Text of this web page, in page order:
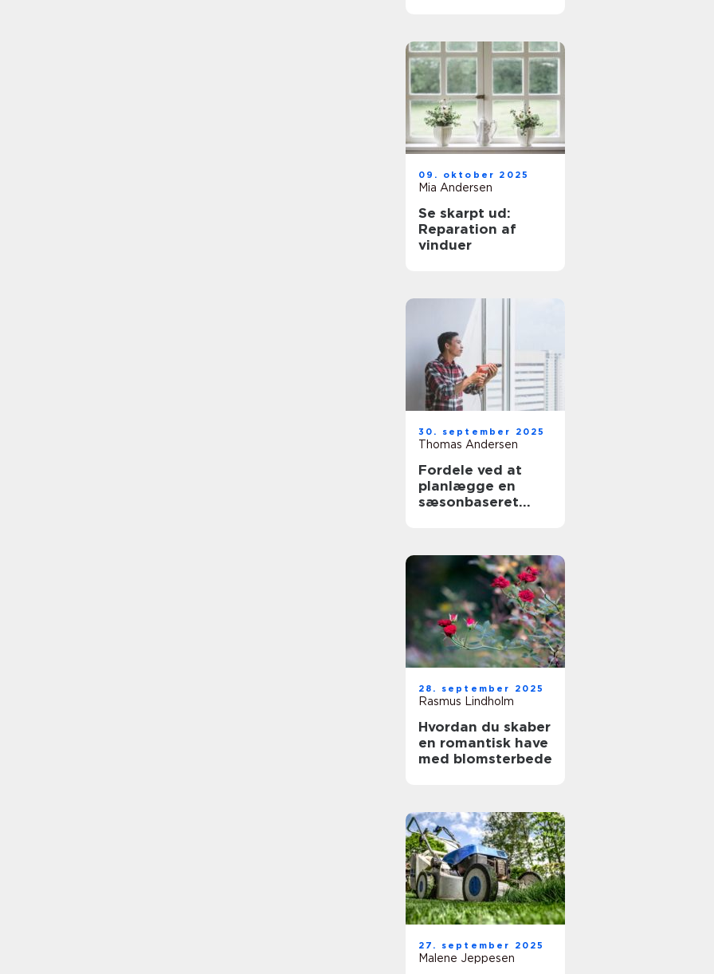
09. oktober 2025
Mia Andersen
Se skarpt ud:
Reparation af
vinduer
30. september 2025
Thomas Andersen
Fordele ved at
planlægge en
sæsonbaseret
28. september 2025
Rasmus Lindholm
Hvordan du skaber
en romantisk have
med blomsterbede
27. september 2025
Malene Jeppesen